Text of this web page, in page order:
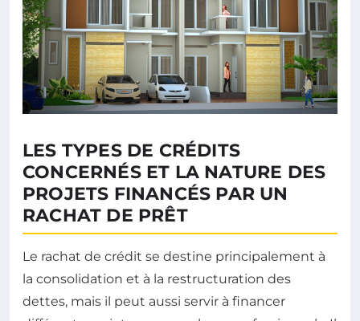
LES TYPES DE CRÉDITS
CONCERNÉS ET LA NATURE DES
PROJETS FINANCÉS PAR UN
RACHAT DE PRÊT
Le rachat de crédit se destine principalement à
la consolidation et à la restructuration des
dettes, mais il peut aussi servir à financer